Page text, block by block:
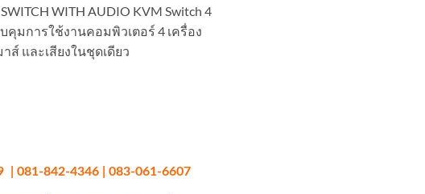
WITH AUDIO KVM Switch 4
คุมการใช้งานคอมพิวเตอร์ 4 เครื่อง
ส์ และเสียงในชุดเดียว
| 081-842-4346 | 083-061-6607